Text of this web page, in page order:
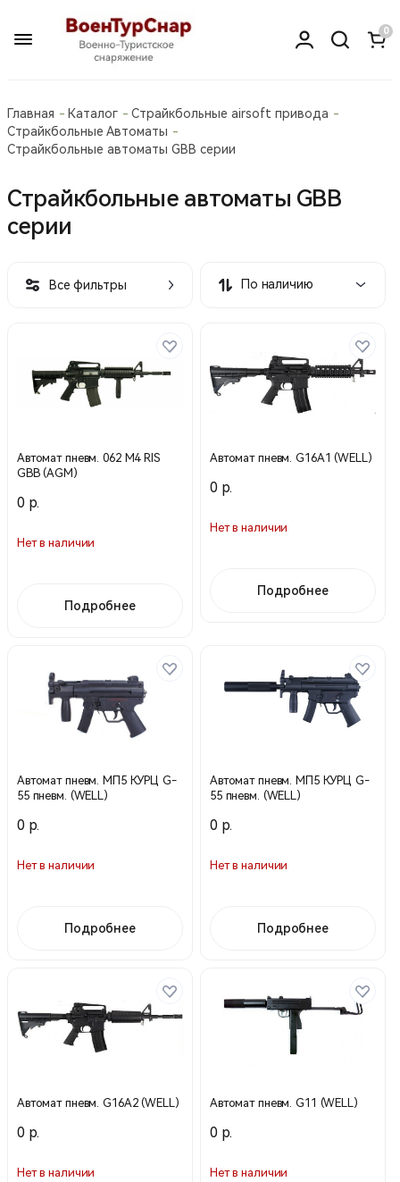
0
Главная Каталог
Страйкбольные airsoft привода
Страйкбольные Автоматы
Страйкбольные автоматы GBB серии
Страйкбольные автоматы GBB
серии
Все фильтры По наличию
Автомат пневм. 062 М4 RIS
GBB (AGM)
0 р.
Нет в наличии
Подробнее
Автомат пневм. G16A1 (WELL)
0 р.
Нет в наличии
Подробнее
Автомат пневм. МП5 КУРЦ G-
55 пневм. (WELL)
0 р.
Нет в наличии
Подробнее
Автомат пневм. МП5 КУРЦ G-
55 пневм. (WELL)
0 р.
Нет в наличии
Подробнее
Автомат пневм. G16A2 (WELL)
0 р.
Нет в наличии
Автомат пневм. G11 (WELL)
0 р.
Нет в наличии